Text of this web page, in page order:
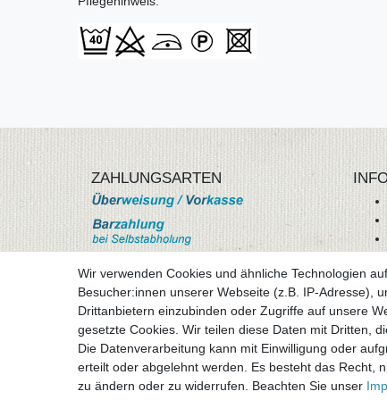
ZAHLUNGSARTEN
mehr Informationen
Besuchen sie uns auf
Wir verwenden Cookies und ähnliche Technologien
Besucher:innen unserer Webseite (z.B. IP-Adresse),
Drittanbietern einzubinden oder Zugriffe auf unsere
gesetzte Cookies. Wir teilen diese Daten mit Dritten,
Die Datenverarbeitung kann mit Einwilligung oder
erteilt oder abgelehnt werden. Es besteht das Recht,
zu ändern oder zu widerrufen. Beachten Sie unser